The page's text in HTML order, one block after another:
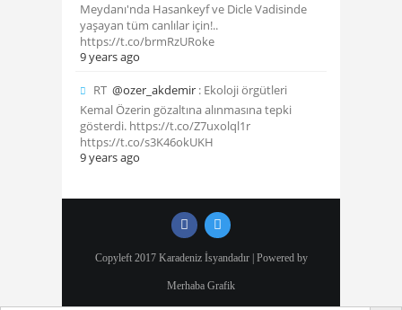
Meydanı'nda Hasankeyf ve Dicle Vadisinde
yaşayan tüm canlılar için!..
https://t.co/brmRzURoke
9 years ago
RT @ozer_akdemir : Ekoloji örgütleri
Kemal Özerin gözaltına alınmasına tepki
gösterdi. https://t.co/Z7uxolql1r
https://t.co/s3K46okUKH
9 years ago
Copyleft 2017 Karadeniz İsyandadır | Powered by
Merhaba Grafik
Search Button